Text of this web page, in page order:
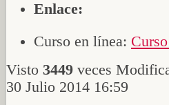
Enlace:
Curso en línea:
Visto 3449 veces
30 Julio 2014 16:59